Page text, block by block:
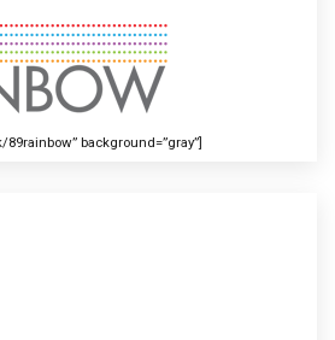
background=”gray”]